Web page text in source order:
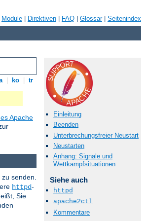
Module Direktiven FAQ Glossar| Seitenindex
ko tr
Apache
Einleitung
Beenden
Unterbrechungsfreier Neustart
Neustarten
Anhang: Signale und
Wettkampfsituationen
Siehe auch
httpd
apache2ctl
Kommentare
senden.
httpd-
Sie